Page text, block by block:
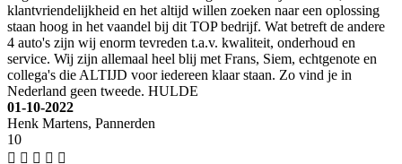
klantvriendelijkheid en het altijd willen zoeken naar een oplossing
staan hoog in het vaandel bij dit TOP bedrijf. Wat betreft de andere
4 auto's zijn wij enorm tevreden t.a.v. kwaliteit, onderhoud en
service. Wij zijn allemaal heel blij met Frans, Siem, echtgenote en
collega's die ALTIJD voor iedereen klaar staan. Zo vind je in
Nederland geen tweede. HULDE
01-10-2022
Henk Martens, Pannerden
10